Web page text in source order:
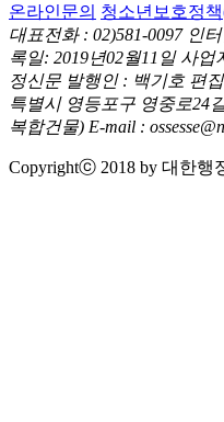
온라인문의 청소년보호정
대표전화 : 02)581-0097 인
록일: 2019년02월11일 사업
정신문 발행인 : 백기호 편
특별시 영등포구 영중로24
복합건물) E-mail :
Copyrightⓒ 2018 by 대한행